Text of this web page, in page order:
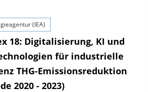
w
n
l
o
a
(IEA)
18: Digitalisierung, KI und
für industrielle
THG-Emissionsreduktion
2020 - 2023)